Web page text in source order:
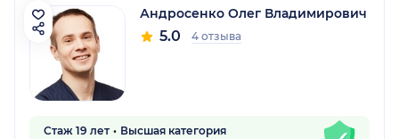
Андросенко Олег Владимирович
5.0 4 отзыва
Стаж 19 лет
Высшая категория